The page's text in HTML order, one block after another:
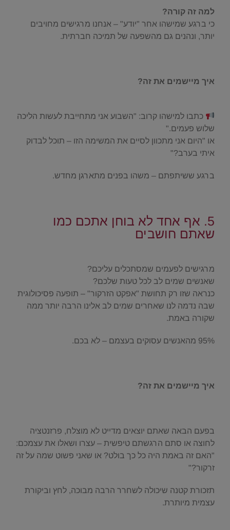
למה זה קורה?
כי ברגע שמישהו אחר "יודע" – אנחנו מרגישים מחויבים
יותר, ונהנים גם מהשפעה של תמיכה חברתית.
איך מיישמים את זה?
כתבו למישהו קרוב: "השבוע אני מתחייבת לעשות הליכה
שלוש פעמים."
או "היום אני מתכוון לסיים את המשימה הזו – תוכל לבדוק
איתי בערב?"
ברגע ששיתפתם – משהו בפנים מתארגן מחדש.
5. אף אחד לא בוחן אתכם כמו
שאתם חושבים
מרגישים לפעמים שמסתכלים עליכם?
שאנשים שמים לב לכל טעות שלכם?
כנראה שזו רק תחושת "אפקט הזרקור" – תופעה פסיכולוגית
שבה נדמה לנו שאחרים שמים לב אלינו הרבה יותר ממה
שקורה באמת.
95% מהאנשים עסוקים בעצמם – לא בכם.
איך מיישמים את זה?
בפעם הבאה שאתם יוצאים מדייט לא מוצלח, פרזנטציה
לחוצה או סתם הרגשתם טיפשית – עצרו ושאלו את עצמכם:
"האם זה באמת היה כל כך בולט? או שאני פשוט שמה על זה
זרקור?"
תזכורת קטנה שיכולה לשחרר הרבה מבוכה, לחץ וביקורת
עצמית מיותרת.